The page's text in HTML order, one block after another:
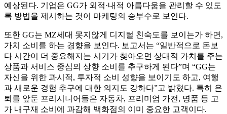
예상된다. 기업은 GG가 외적·내적 아름다움을 관리할 수 있도
록 방법을 제시하는 것이 마케팅의 승부수로 보인다.
또한 GG는 MZ세대 못지않게 디지털 친숙도를 보이는가 하면,
가치 소비를 하는 경향을 보인다. 보고서는 “일반적으로 돈보
다 시간이 더 중요해지는 시기가 찾아오면 상대적 가치를 주는
상품과 서비스 중심의 상향 소비를 추구하게 된다”며 “GG는
자신을 위한 과시적, 투자적 소비 성향을 보이기도 하고, 여행
과 새로운 경험 추구에 대한 의지도 강하다”고 밝혔다. 특히 은
퇴를 앞둔 프리시니어들은 자동차, 프리미엄 가전, 명품 등 고
가 내구재 소비에 과감해 백화점의 이미 중요한 고객이다.